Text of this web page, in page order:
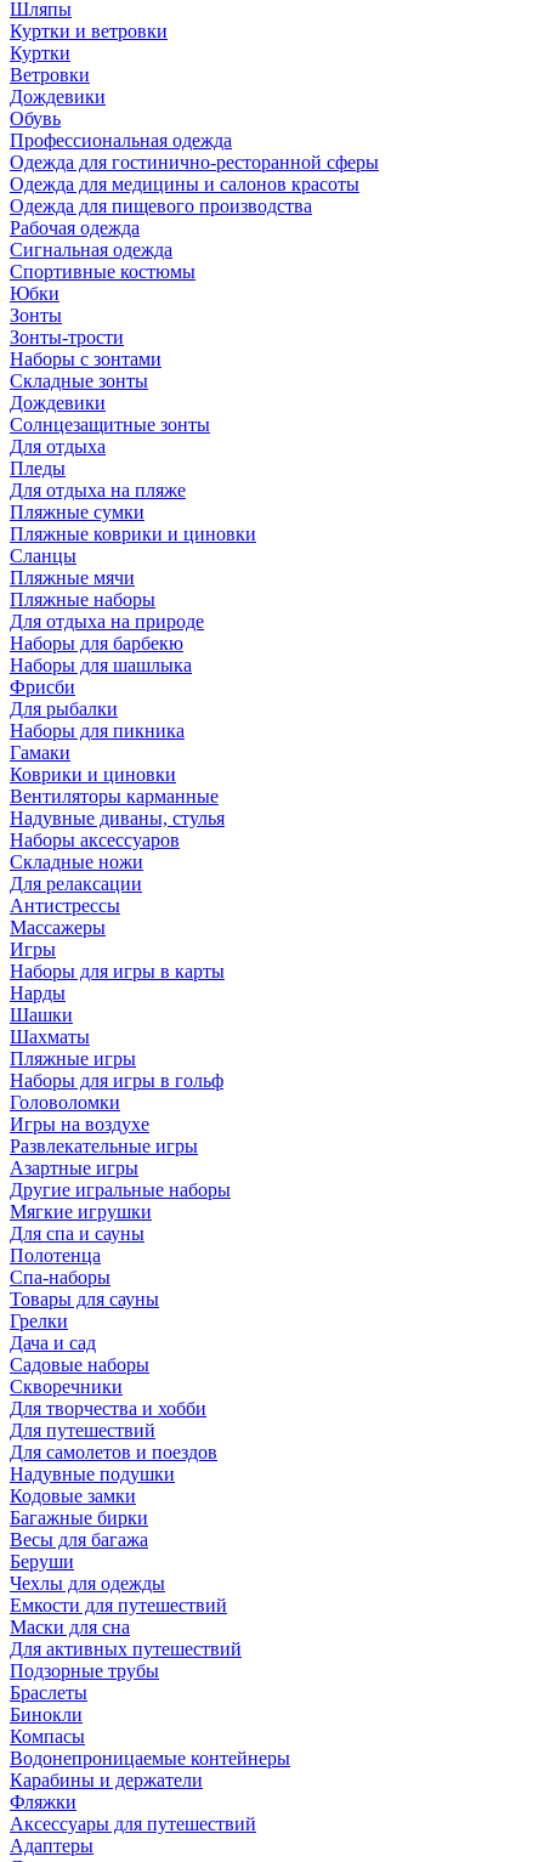
Шляпы
Куртки и ветровки
Куртки
Ветровки
Дождевики
Обувь
Профессиональная одежда
Одежда для гостинично-ресторанной сферы
Одежда для медицины и салонов красоты
Одежда для пищевого производства
Рабочая одежда
Сигнальная одежда
Спортивные костюмы
Юбки
Зонты
Зонты-трости
Наборы с зонтами
Складные зонты
Дождевики
Солнцезащитные зонты
Для отдыха
Пледы
Для отдыха на пляже
Пляжные сумки
Пляжные коврики и циновки
Сланцы
Пляжные мячи
Пляжные наборы
Для отдыха на природе
Наборы для барбекю
Наборы для шашлыка
Фрисби
Для рыбалки
Наборы для пикника
Гамаки
Коврики и циновки
Вентиляторы карманные
Надувные диваны, стулья
Наборы аксессуаров
Складные ножи
Для релаксации
Антистрессы
Массажеры
Игры
Наборы для игры в карты
Нарды
Шашки
Шахматы
Пляжные игры
Наборы для игры в гольф
Головоломки
Игры на воздухе
Развлекательные игры
Азартные игры
Другие игральные наборы
Мягкие игрушки
Для спа и сауны
Полотенца
Спа-наборы
Товары для сауны
Грелки
Дача и сад
Садовые наборы
Скворечники
Для творчества и хобби
Для путешествий
Для самолетов и поездов
Надувные подушки
Кодовые замки
Багажные бирки
Весы для багажа
Беруши
Чехлы для одежды
Емкости для путешествий
Маски для сна
Для активных путешествий
Подзорные трубы
Браслеты
Бинокли
Компасы
Водонепроницаемые контейнеры
Карабины и держатели
Фляжки
Аксессуары для путешествий
Адаптеры